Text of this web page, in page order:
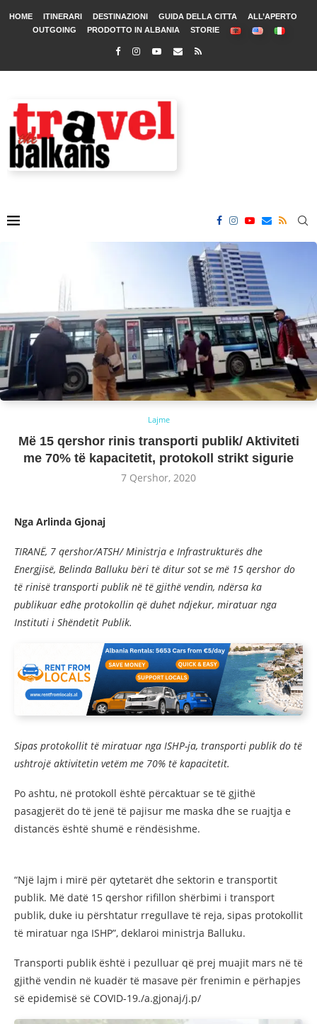
HOME ITINERARI DESTINAZIONI GUIDA DELLA CITTA
ALL’APERTO
OUTGOING
PRODOTTO IN ALBANIA STORIE
Lajme
Më 15 qershor rinis transporti publik/ Aktiviteti
me 70% të kapacitetit, protokoll strikt sigurie
7 Qershor, 2020
Nga Arlinda Gjonaj
TIRANË, 7 qershor/ATSH/ Ministrja e Infrastrukturës dhe
Energjisë, Belinda Balluku bëri të ditur sot se më 15 qershor do
të rinisë transporti publik në të gjithë vendin, ndërsa ka
publikuar edhe protokollin që duhet ndjekur, miratuar nga
Instituti i Shëndetit Publik.
Sipas protokollit të miratuar nga ISHP-ja, transporti publik do të
ushtrojë aktivitetin vetëm me 70% të kapacitetit.
Po ashtu, në protokoll është përcaktuar se të gjithë
pasagjerët do të jenë të pajisur me maska dhe se ruajtja e
distancës është shumë e rëndësishme.
“Një lajm i mirë për qytetarët dhe sektorin e transportit
publik. Më datë 15 qershor rifillon shërbimi i transport
publik, duke iu përshtatur rregullave të reja, sipas protokollit
të miratuar nga ISHP”, deklaroi ministrja Balluku.
Transporti publik është i pezulluar që prej muajit mars në të
gjithë vendin në kuadër të masave për frenimin e përhapjes
së epidemisë së COVID-19./a.gjonaj/j.p/